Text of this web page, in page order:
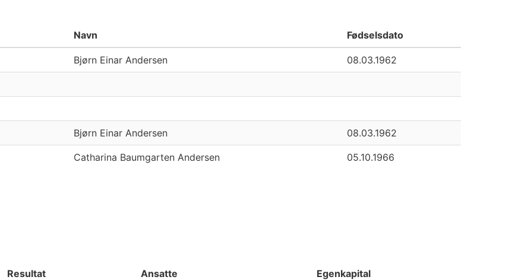
Navn Fødselsdato
Bjørn Einar Andersen 08.03.1962
Bjørn Einar Andersen 08.03.1962
Catharina Baumgarten Andersen 05.10.1966
Resultat Ansatte Egenkapital